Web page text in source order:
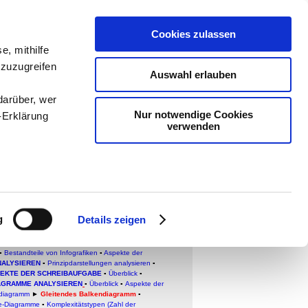
mithilfe
wer
Medien
Details zeigen
Cookies zulassen
Auswahl erlauben
Nur notwendige Cookies
verwenden
-
ANALYSIEREN (TEXTANALYSE
▪ Bestandteile von Infografiken ▪ Aspekte der
▪ Prinzipdarstellungen analysieren ▪
DER SCHREIBAUFGABE ▪ Überblick ▪
ANALYSIEREN ▪ Überblick ▪ Aspekte der
► Gleitendes Balkendiagramm ▪
Diagramme ▪ Komplexitätstypen (Zahl der